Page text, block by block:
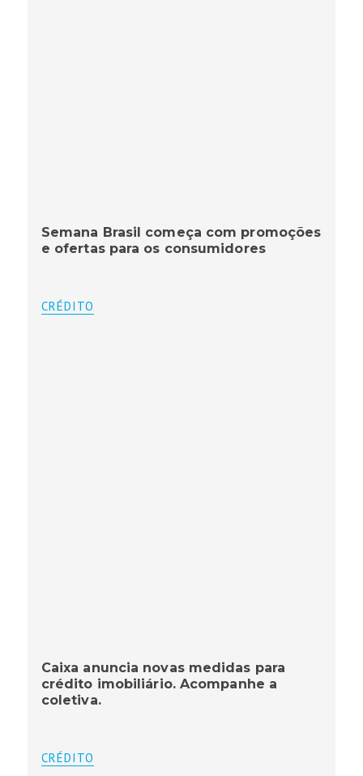
Semana Brasil começa com promoções
e ofertas para os consumidores
CRÉDITO
Caixa anuncia novas medidas para
crédito imobiliário. Acompanhe a
coletiva.
CRÉDITO